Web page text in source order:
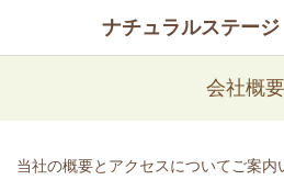
ナチュラルステージ
会社概要
当社の概要とアクセスについてご案内